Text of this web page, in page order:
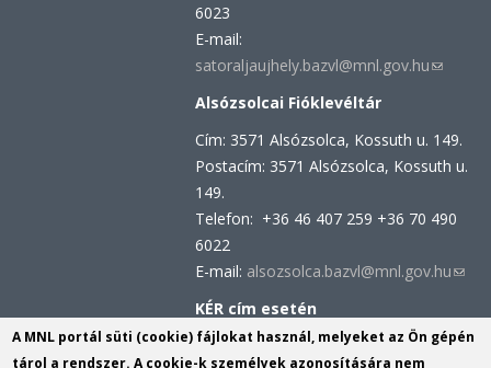
6023
E-mail:
satoraljaujhely.bazvl@mnl.gov.hu(link
mail)
Alsózsolcai Fióklevéltár
Cím: 3571 Alsózsolca, Kossuth u. 149.
Postacím: 3571 Alsózsolca, Kossuth u.
149.
Telefon: +36 46 407 259 +36 70 490
6022
E-mail: alsozsolca.bazvl@mnl.gov.hu(link
e-
KÉR cím esetén
KRID azonosító: 113809158
KÉR azonosító: MNL BAZML
A MNL portál süti (cookie) fájlokat használ, melyeket az Ön gépén
tárol a rendszer. A cookie-k személyek azonosítására nem